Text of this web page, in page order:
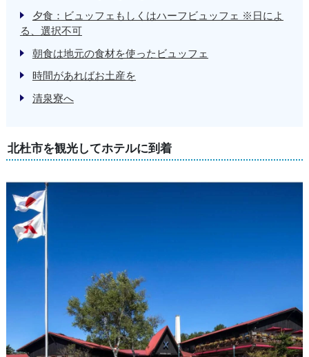
夕食：ビュッフェもしくはハーフビュッフェ ※日によ
る、選択不可
朝食は地元の食材を使ったビュッフェ
時間があればお土産を
清泉寮へ
北杜市を観光してホテルに到着